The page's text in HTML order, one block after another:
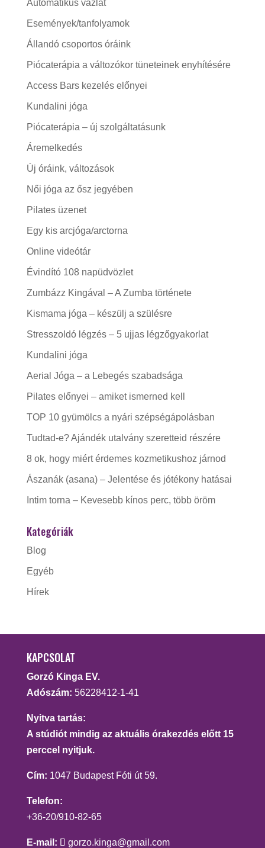
Automatikus vázlat
Események/tanfolyamok
Állandó csoportos óráink
Piócaterápia a változókor tüneteinek enyhítésére
Access Bars kezelés előnyei
Kundalini jóga
Piócaterápia – új szolgáltatásunk
Áremelkedés
Új óráink, változások
Női jóga az ősz jegyében
Pilates üzenet
Egy kis arcjóga/arctorna
Online videótár
Évindító 108 napüdvözlet
Zumbázz Kingával – A Zumba története
Kismama jóga – készülj a szülésre
Stresszoldó légzés – 5 ujjas légzőgyakorlat
Kundalini jóga
Aerial Jóga – a Lebegés szabadsága
Pilates előnyei – amiket ismerned kell
TOP 10 gyümölcs a nyári szépségápolásban
Tudtad-e? Ajándék utalvány szeretteid részére
8 ok, hogy miért érdemes kozmetikushoz járnod
Ászanák (asana) – Jelentése és jótékony hatásai
Intim torna – Kevesebb kínos perc, több öröm
Kategóriák
Blog
Egyéb
Hírek
KAPCSOLAT
Gorzó Kinga EV.
Adószám: 56228412-1-41
Nyitva tartás:
A stúdiót mindig az aktuális órakezdés előtt 15
perccel nyitjuk.
Cím: 1047 Budapest Fóti út 59.
Telefon:
+36-20/910-82-65
E-mail: gorzo.kinga@gmail.com